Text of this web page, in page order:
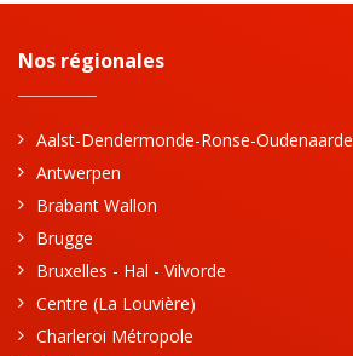
Nos régionales
Aalst-Dendermonde-Ronse-Oudenaarde
Antwerpen
Brabant Wallon
Brugge
Bruxelles - Hal - Vilvorde
Centre (La Louvière)
Charleroi Métropole